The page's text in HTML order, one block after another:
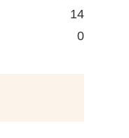
14
0